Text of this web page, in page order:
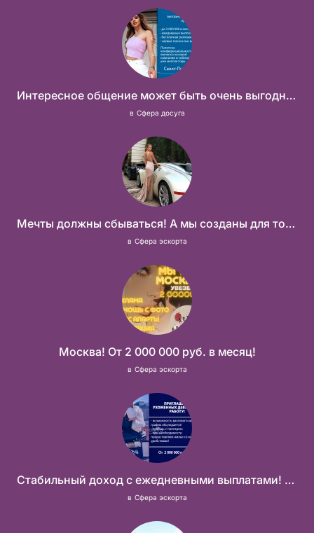
Интересное общение может быть очень выгодным! Проверь, и ты не пожалеешь! 2 000 000₽
в Сфера досуга
Мечты должны сбываться! А мы созданы для того что бы их осуществить!
в Сфера эскорта
Москва! От 2 000 000 руб. в месяц!
в Сфера эскорта
Стабильный доход с ежедневными выплатами! Без посредников
в Сфера эскорта